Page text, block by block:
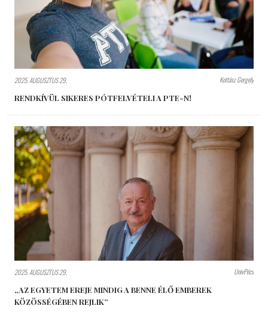
2025. AUGUSZTUS 29. Kottász Gergely
RENDKÍVÜL SIKERES PÓTFELVÉTELI A PTE-N!
2025. AUGUSZTUS 29. UnivPécs
„AZ EGYETEM EREJE MINDIG A BENNE ÉLŐ EMBEREK
KÖZÖSSÉGÉBEN REJLIK”